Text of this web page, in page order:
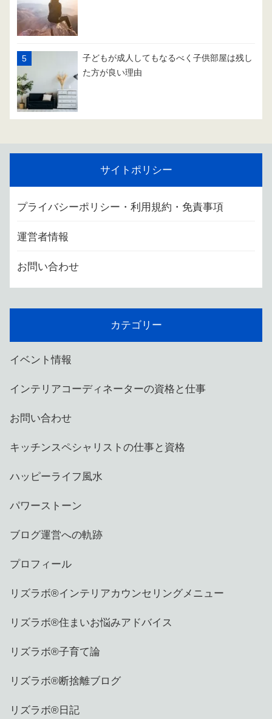
子どもが成人してもなるべく子供部屋は残し
た方が良い理由
サイトポリシー
プライバシーポリシー・利用規約・免責事項
運営者情報
お問い合わせ
カテゴリー
イベント情報
インテリアコーディネーターの資格と仕事
お問い合わせ
キッチンスペシャリストの仕事と資格
ハッピーライフ風水
パワーストーン
ブログ運営への軌跡
プロフィール
リズラボ®️インテリアカウンセリングメニュー
リズラボ®️住まいお悩みアドバイス
リズラボ®️子育て論
リズラボ®️断捨離ブログ
リズラボ®️日記